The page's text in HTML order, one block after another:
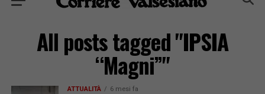
All posts tagged "IPSIA
“Magni”"
ATTUALITÀ 6 mesi fa